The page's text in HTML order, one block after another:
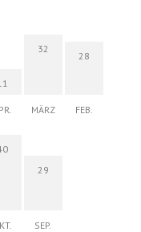
32
MÄRZ
28
FEB.
29
SEP.